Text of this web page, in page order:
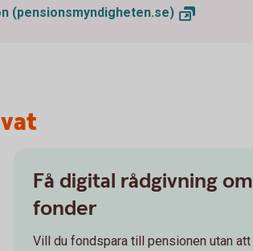
(pensionsmyndigheten.se)
Få digital rådgivning om
fonder
Vill du fondspara till pensionen utan att